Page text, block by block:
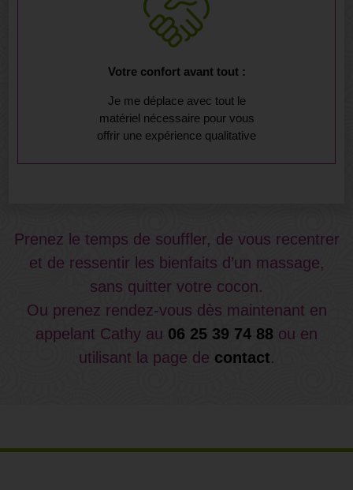
Votre confort avant tout :
Je me déplace avec tout le
matériel nécessaire pour vous
offrir une expérience qualitative
Prenez le temps de souffler, de vous recentrer
et de ressentir les bienfaits d’un massage,
sans quitter votre cocon.
Ou prenez rendez-vous dès maintenant en
appelant Cathy au 06 25 39 74 88 ou en
utilisant la page de contact.